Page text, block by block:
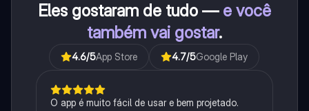
Eles gostaram de tudo — e você
também vai gostar.
4.6/5App Store 4.7/5Google Play
O app é muito fácil de usar e bem projetado.